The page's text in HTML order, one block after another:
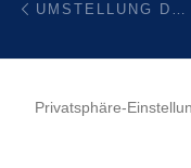
Privatsphäre-